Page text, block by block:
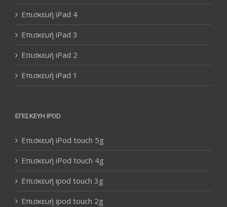
Επισκευή iPad 4
Επισκευή iPad 3
Επισκευή iPad 2
Επισκευή iPad 1
ΕΠΙΣΚΕΥΉ IPOD
Επισκευή iPod touch 5g
Επισκευή iPod touch 4g
Επισκευή ipod touch 3g
Επισκευή ipod touch 2g